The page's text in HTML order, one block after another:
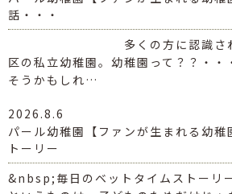
話・・・
多くの方に認識されてい
区の私立幼稚園。幼稚園って？？・・
そうかもしれ…
2026.8.6
パール幼稚園【ファンが生まれる幼稚
トーリー
&nbsp;毎日のベットタイムストーリ